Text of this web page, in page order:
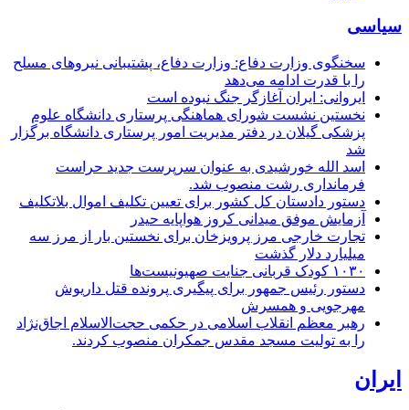
سیاسی
سخنگوی وزارت دفاع: وزارت دفاع، پشتیبانی نیرو‌های مسلح
را با قدرت ادامه می‌دهد
ایروانی: ایران آغازگر جنگ نبوده است
نخستین نشست شورای هماهنگی پرستاری دانشگاه علوم
پزشکی گیلان در دفتر مدیریت امور پرستاری دانشگاه برگزار
شد
اسد الله خورشیدی به عنوان سرپرست جدید حراست
فرمانداری رشت منصوب شد.
دستور دادستان کل کشور برای تعیین تکلیف اموال بلاتکلیف
آزمایش موفق میدانی کروز هواپایه حیدر
تجارت خارجی مرز پرویزخان برای نخستین بار از مرز سه
میلیارد دلار گذشت
۱۰۳۰ کودک قربانی جنایت صهیونیست‌ها
دستور رئیس جمهور برای پیگیری پرونده قتل داریوش
مهرجویی و همسرش
رهبر معظم انقلاب اسلامی در حکمی حجت‌الاسلام اجاق‌نژاد
را به تولیت مسجد مقدس جمکران منصوب کردند.
ایران